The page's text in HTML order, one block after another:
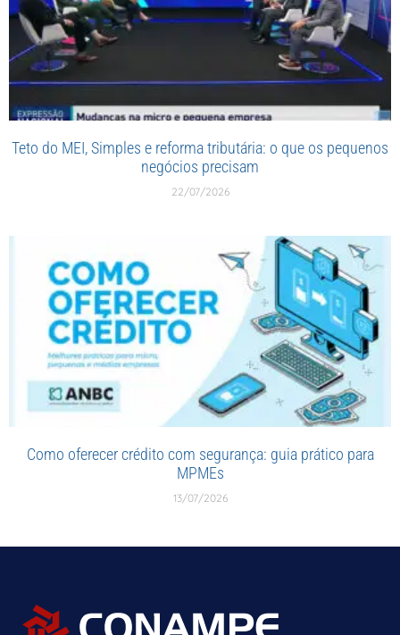
Teto do MEI, Simples e reforma tributária: o que os pequenos
negócios precisam
22/07/2026
Como oferecer crédito com segurança: guia prático para
MPMEs
13/07/2026